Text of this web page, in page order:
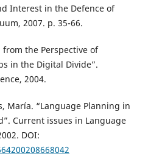
Interest in the Defence of
2007. p. 35-66.
from the Perspective of
in the Digital Divide”.
2004.
María. “Language Planning in
Current issues in Language
DOI: